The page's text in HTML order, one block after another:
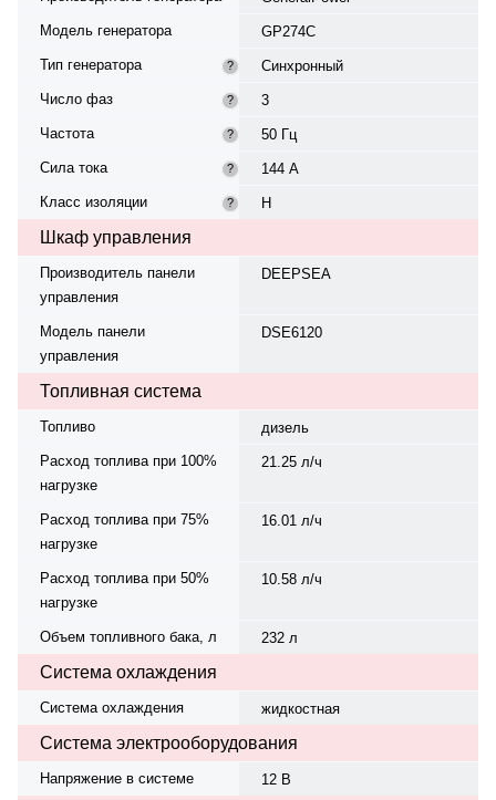
Модель генератора
GP274С
Тип генератора
?
Синхронный
Число фаз
?
3
Частота
?
50 Гц
Сила тока
?
144 А
Класс изоляции
? H
Шкаф управления
Производитель панели
управления
DEEPSEA
Модель панели
управления
DSE6120
Топливная система
Топливо
дизель
Расход топлива при 100%
нагрузке
21.25 л/ч
Расход топлива при 75%
нагрузке
16.01 л/ч
Расход топлива при 50%
нагрузке
10.58 л/ч
Объем топливного бака, л 232 л
Система охлаждения
Система охлаждения жидкостная
Система электрооборудования
Напряжение в системе 12 В